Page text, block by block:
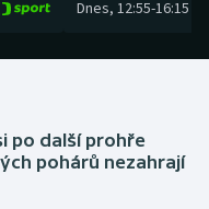
Dnes, 12:55-16:15
po další prohře
pohárů nezahrají